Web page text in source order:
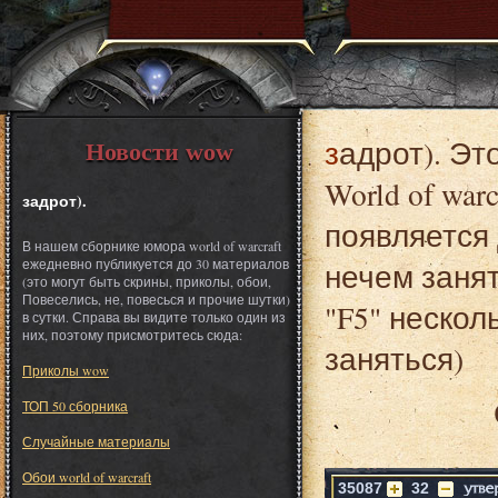
Новости wow
задрот).
В нашем сборнике юмора world of warcraft
ежедневно публикуется до 30 материалов
(это могут быть скрины, приколы, обои,
Повеселись, не, повесься и прочие шутки)
в сутки. Справа вы видите только один из
них, поэтому присмотритесь сюда:
Приколы wow
ТОП 50 сборника
Случайные материалы
Обои world of warcraft
задрот). Это один из материалов сборника юмора
World of
нечем
"F5"
заняться)
35087 32